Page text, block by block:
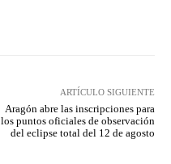
ARTÍCULO SIGUIENTE
Aragón abre las inscripciones para
los puntos oficiales de observación
del eclipse total del 12 de agosto